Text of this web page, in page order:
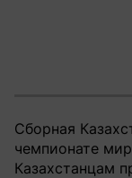
Сборная
чемпионате
Казахстанцам